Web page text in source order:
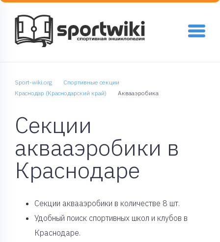
Sport-wiki.org
Спортивные секции
Краснодар (Краснодарский край)
Аквааэробика
Секции
аквааэробики в
Краснодаре
Cекции аквааэробики в количестве 8 шт.
Удобный поиск спортивных школ и клубов в
Краснодаре.